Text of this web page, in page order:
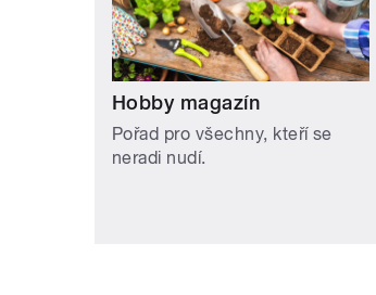
Hobby magazín
Pořad pro všechny, kteří se
neradi nudí.